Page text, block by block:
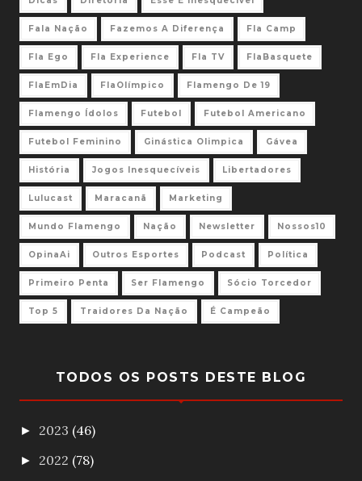
Fala Nação Fazemos A Diferença Fla Camp
Fla Ego Fla Experience Fla TV FlaBasquete
FlaEmDia FlaOlímpico Flamengo De 19
Flamengo Ídolos Futebol Futebol Americano
Futebol Feminino Ginástica Olimpica Gávea
História Jogos Inesquecíveis Libertadores
Lulucast Maracanã Marketing
Mundo Flamengo Nação Newsletter Nossos10
OpinaAi Outros Esportes Podcast Política
Primeiro Penta Ser Flamengo Sócio Torcedor
Top 5 Traidores Da Nação É Campeão
TODOS OS POSTS DESTE BLOG
► 2023 (46)
► 2022 (78)